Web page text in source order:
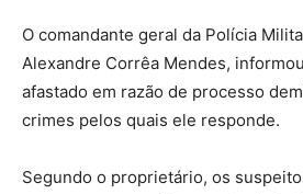
O comandante geral da Polícia
Alexandre Corrêa Mendes,
afastado em razão de processo
crimes pelos quais ele responde.
Segundo o proprietário, os